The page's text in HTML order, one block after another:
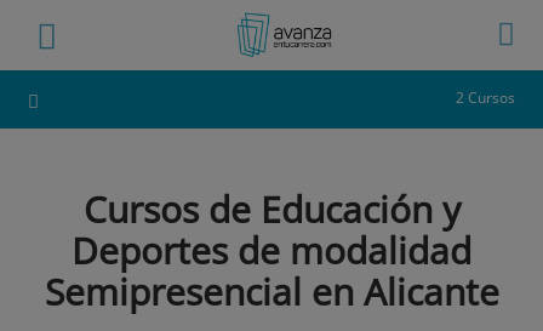
2 Cursos
Cursos de Educación y
Deportes de modalidad
Semipresencial en Alicante